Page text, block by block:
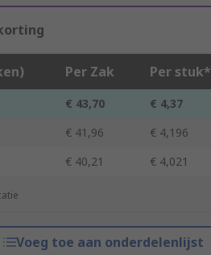
Per Zak Per stuk*
€ 43,70
€ 4,37
€ 41,96
€ 4,196
€ 40,21 € 4,021
Voeg toe aan onderdelenlijst